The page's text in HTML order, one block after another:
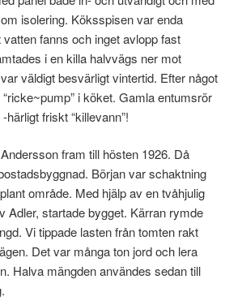
isolering. Köksspisen var enda
fanns och inget avlopp fast
i en killa halvvägs ner mot
väldigt besvärligt vintertid. Efter något
i köket. Gamla entumsrör
härligt friskt “killevann”!
fram till hösten 1926. Då
Början var schaktning
område. Med hjälp av en tvåhjulig
Adler, startade bygget. Kärran rymde
Vi tippade lasten från tomten rakt
Det var många ton jord och lera
Halva mängden användes sedan till